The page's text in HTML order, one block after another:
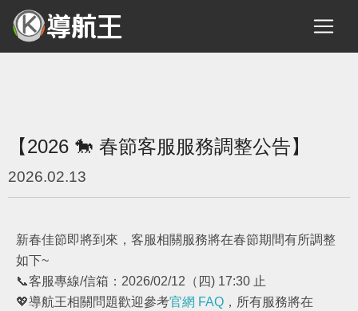
【2026 🐎 春節客服服務調整公告】
2026.02.13
新春佳節即將到來，客服相關服務將在春節期間有所調整
如下~
📞客服專線/信箱：2026/02/12（四) 17:30 止
💖導航王相關問題歡迎參考官網 FAQ ，所有服務將在